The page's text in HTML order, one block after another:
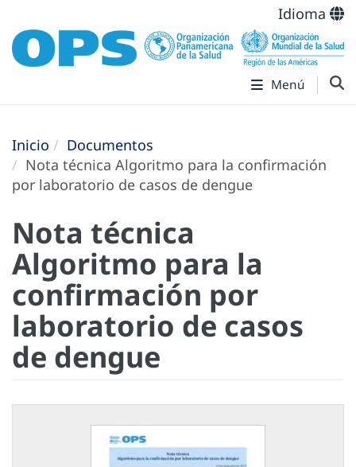
Idioma
Menú
Inicio
Documentos
Nota técnica Algoritmo para la confirmación
por laboratorio de casos de dengue
Nota técnica
Algoritmo para la
confirmación por
laboratorio de casos
de dengue